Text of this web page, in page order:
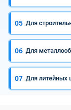
05 Для
06 Для
07 Для литейных